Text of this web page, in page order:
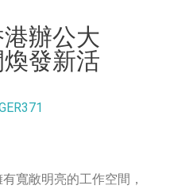
辦公大
發新活
寬敞明亮的工作空間，